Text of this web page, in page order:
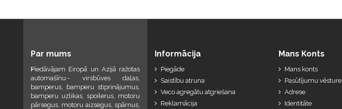
Par mums
Piedāvājam Eiropā un Azijā ražotas
automašīnu:- virsbūves daļas,
bamperus, bamperu stiprinājumus,
bamperu uzlikas, spoilerus, motoru
pārsegus, motoru aizsegus, spārnus,
Informācija
Piegāde
Saistību atruna
Veco agregātu atgriešana
Reklamācija
Mans Konts
Mans konts
Pasūtījumu vēsture
Adrese
Identitāte